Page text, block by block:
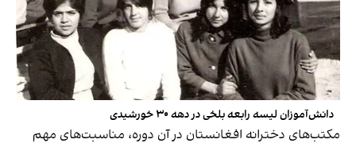
دانش‌آموزان لیسه رابعه بلخی در دهه ۳۰ خورشیدی
مکتب‌های دخترانه افغانستان در آن دوره، مناسبت‌های مهم